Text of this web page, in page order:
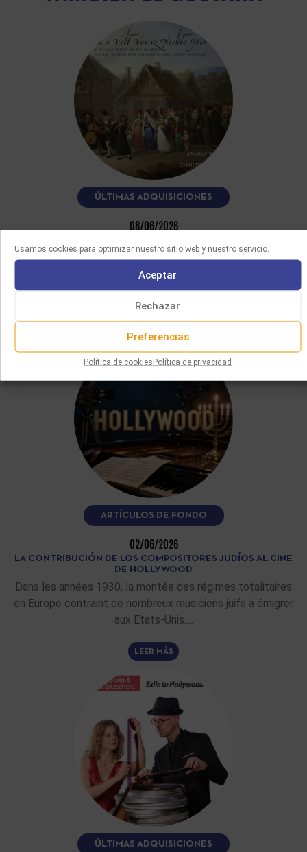
Usamos cookies para optimizar nuestro sitio web y nuestro servicio.
Aceptar
Rechazar
Preferencias
Política de cookiesPolítica de privacidad
ÚLTIMAS ADQUISICIONES
08/06/2026
Este CD, interpretado por el clarinetista Angelo Baselli y el
acordeonista Gianluca Casadei, recoge más de quince
melodías yiddish y…
LEER MÁS
ARTÍCULOS DE FONDO
02/06/2026
LA CONTRIBUCIÓN DE LOS COMPOSITORES JUDÍOS AL CINE
DE HOLLYWOOD
Dans les années 1930, la montée des régimes totalitaires
en Europe contraint de nombreux musiciens juifs à émigrer
aux Etats-Unis.…
LEER MÁS
ÚLTIMAS ADQUISICIONES